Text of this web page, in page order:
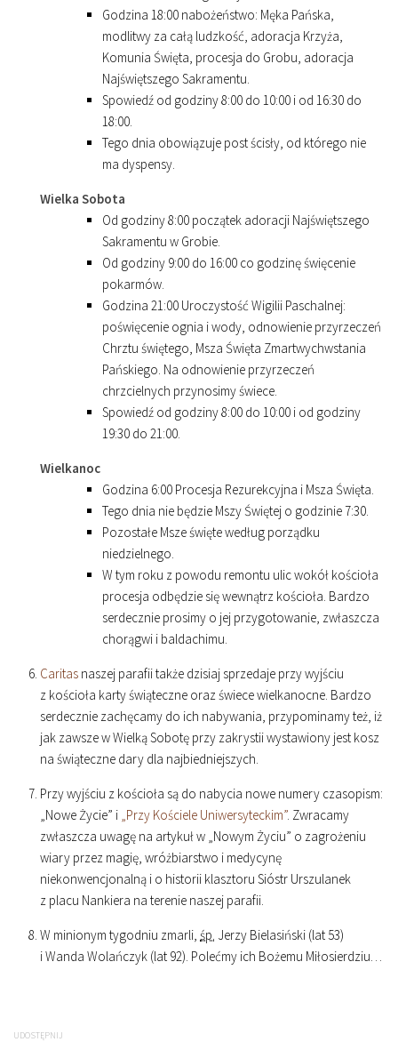
Godzina 18:00 nabożeństwo: Męka Pańska,
modlitwy za całą ludzkość, adoracja Krzyża,
Komunia Święta, procesja do Grobu, adoracja
Najświętszego Sakramentu.
Spowiedź od godziny8:00 do 10:00 i od 16:30 do
18:00.
Tego dnia obowiązuje post ścisły, od którego nie
ma dyspensy.
Wielka Sobota
Od godziny8:00 początek adoracji Najświętszego
Sakramentu w Grobie.
Od godziny 9:00 do 16:00 co godzinę święcenie
pokarmów.
Godzina 21:00 Uroczystość Wigilii Paschalnej:
poświęcenie ognia i wody, odnowienie przyrzeczeń
Chrztu świętego, Msza Święta Zmartwychwstania
Pańskiego. Na odnowienie przyrzeczeń
chrzcielnych przynosimy świece.
Spowiedź od godziny8:00 do 10:00 i od godziny
19:30 do 21:00.
Wielkanoc
Godzina 6:00 Procesja Rezurekcyjna i Msza Święta.
Tego dnia nie będzie Mszy Świętej o godzinie 7:30.
Pozostałe Msze święte według porządku
niedzielnego.
W tym roku z powodu remontu ulic wokół kościoła
procesja odbędzie się wewnątrz kościoła. Bardzo
serdecznie prosimy o jej przygotowanie, zwłaszcza
chorągwi i baldachimu.
Caritas naszej parafii także dzisiaj sprzedaje przy wyjściu
z kościoła karty świąteczne oraz świece wielkanocne. Bardzo
serdecznie zachęcamy do ich nabywania, przypominamy też, iż
jak zawsze w Wielką Sobotę przy zakrystii wystawiony jest kosz
na świąteczne dary dla najbiedniejszych.
Przy wyjściu z kościoła są do nabycia nowe numery czasopism:
„Nowe Życie” i „Przy Kościele Uniwersyteckim”. Zwracamy
zwłaszcza uwagę na artykuł w „Nowym Życiu” o zagrożeniu
wiary przez magię, wróżbiarstwo i medycynę
niekonwencjonalną i o historii klasztoru Sióstr Urszulanek
z placu Nankiera na terenie naszej parafii.
W minionym tygodniu zmarli, śp. Jerzy Bielasiński (lat 53)
i Wanda Wolańczyk (lat 92). Polećmy ich Bożemu Miłosierdziu…
UDOSTĘPNIJ